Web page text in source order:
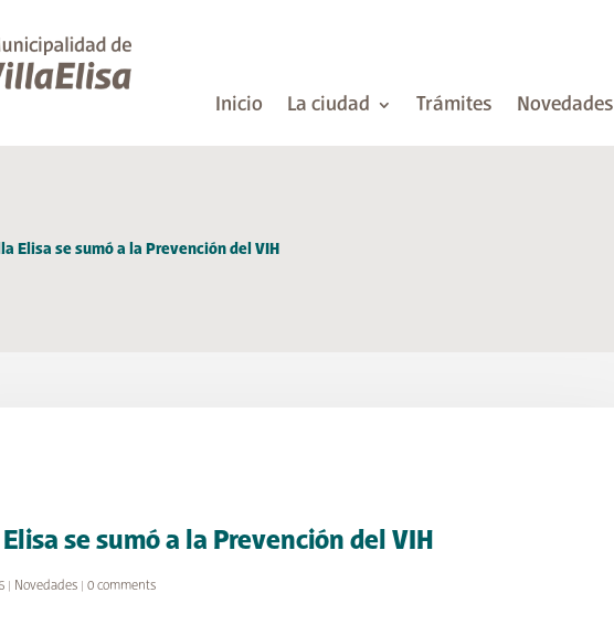
Inicio La ciudad Trámites Novedades
Elisa se sumó a la Prevención del VIH
se sumó a la Prevención del VIH
| Novedades |0 comments